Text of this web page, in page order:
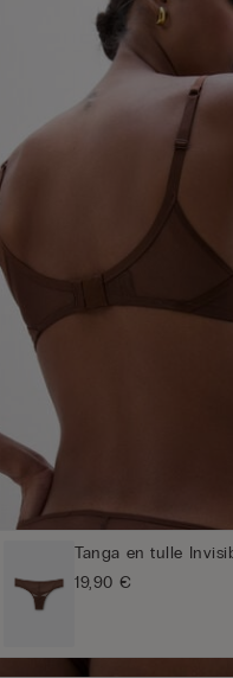
Tanga en tulle
19,90 €